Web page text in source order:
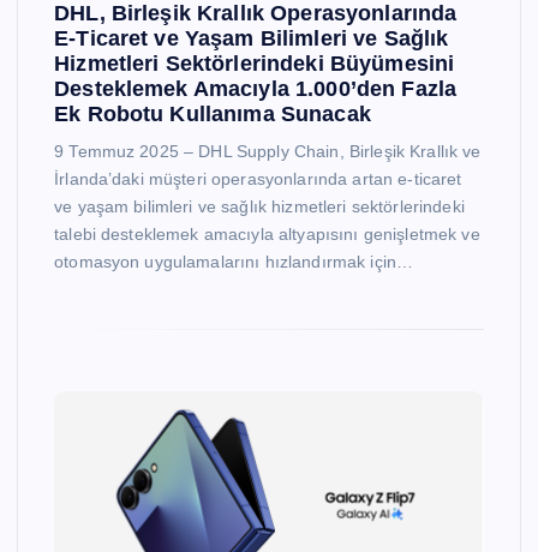
DHL, Birleşik Krallık Operasyonlarında
E-Ticaret ve Yaşam Bilimleri ve Sağlık
Hizmetleri Sektörlerindeki Büyümesini
Desteklemek Amacıyla 1.000’den Fazla
Ek Robotu Kullanıma Sunacak
9 Temmuz 2025 – DHL Supply Chain, Birleşik Krallık ve
İrlanda’daki müşteri operasyonlarında artan e-ticaret
ve yaşam bilimleri ve sağlık hizmetleri sektörlerindeki
talebi desteklemek amacıyla altyapısını genişletmek ve
otomasyon uygulamalarını hızlandırmak için…